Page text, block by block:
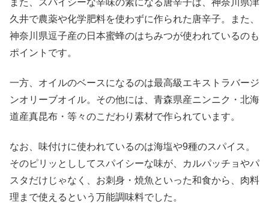
久井で農薬や化学肥料を使わずに作られた唐辛子。また、
神奈川県逗子産の日本蜜蜂のはちみつが使われているのも
ポイントです。
一方、オイルのベースになるのは最高級エキストラバージ
ンオリーブオイル。その他には、青森県産ニンニク・北海
道産真昆布・等々のこだわり素材で作られています。
なお、味付けに使われているのは海塩や9種のスパイス。
そのピリッとししてスパイシーな味が、カルパッチョやパ
スタだけじゃなく、お刺身・焼魚といった和食から、肉料
理まで使えるという万能調味料でした。